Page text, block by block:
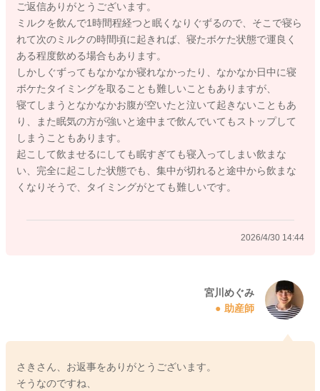
少しでも飲んでくれたら、よくよく褒めてみたり、床の上でゴ
ロゴロ遊んでもらう時間を増やしてみて、もっとお腹が空くよ
うにされてみるのはいかがでしょうか？
短期集中で、日中は3時間おきにちょこちょこ勧めてみるのも良
いかもしれません。
お互いに授乳に集中でいるように環境を調整していただきつ
つ、飲んでもらうようにされてみるのもいいと思いますよ。
いかがでしょうか？
2026/4/30 14:23
ご返信ありがとうございます。
ミルクを飲んで1時間程経つと眠くなりぐずるので、そこで寝ら
れて次のミルクの時間頃に起きれば、寝たボケた状態で運良く
ある程度飲める場合もあります。
しかしぐずってもなかなか寝れなかったり、なかなか日中に寝
ボケたタイミングを取ることも難しいこともありますが、
寝てしまうとなかなかお腹が空いたと泣いて起きないこともあ
り、また眠気の方が強いと途中まで飲んでいてもストップして
しまうこともあります。
起こして飲ませるにしても眠すぎても寝入ってしまい飲まな
い、完全に起こした状態でも、集中が切れると途中から飲まな
くなりそうで、タイミングがとても難しいです。
2026/4/30 14:44
宮川めぐみ
助産師
さきさん、お返事をありがとうございます。
そうなのですね、